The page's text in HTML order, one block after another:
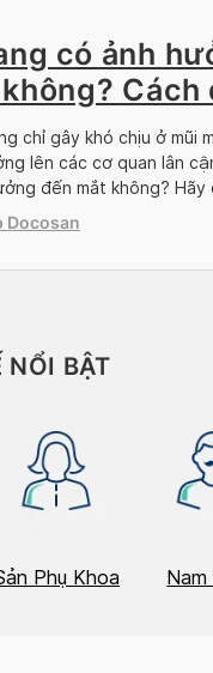
có ảnh
Cách
ổ mắt
chỉ gây khó chịu ở mũi
lên các cơ quan lân
đến mắt không? Hãy
qua bài viết dưới đây.
không? Viêm xoang có
Docosan
NỔI BẬT
Phụ Khoa Nam